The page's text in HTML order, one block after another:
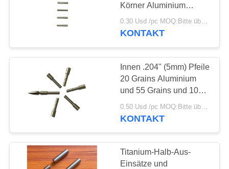
VERBINDUNG
FORDERN
SITEMAP
Ziel-Pfeile
Kundenspezifische
Pfeile
11
Körner Aluminium
Einsätze und schlagen
in 100 und 75 Körner
0.30 Usd /pc MOQ:Bitte überprüfen Sie vor der Verwendung, ob sich das Produkt in gutem Zustand befindet. Bei Mängeln
KONTAKT
Innen .204" (5mm) Pfeile
20 Grains Aluminium
und 55 Grains und 100
Grains Half Out
Edelstahleinsätze
KONTAKT
Titanium-Halb-Aus-
Einsätze und